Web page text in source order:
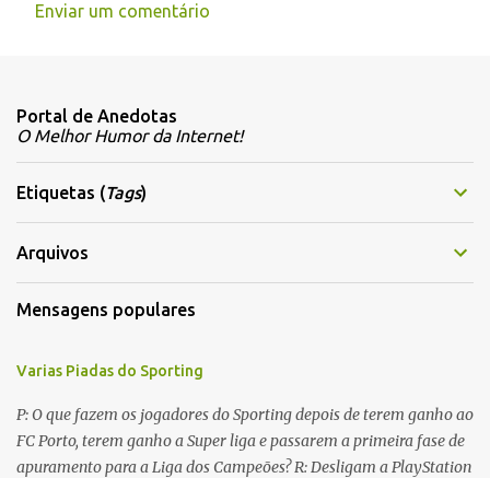
e
n
t
á
r
i
o
Enviar um comentário
Portal de Anedotas
O Melhor Humor da Internet!
Etiquetas (Tags)
Arquivos
Mensagens populares
Varias Piadas do Sporting
P: O que fazem os jogadores do Sporting depois de terem ganho ao
FC Porto, terem ganho a Super liga e passarem a primeira fase de
apuramento para a Liga dos Campeões? R: Desligam a PlayStation